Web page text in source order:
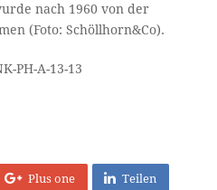
nach 1960 von der
(Foto: Schöllhorn&Co).
PH-A-13-13
Plus one Teilen